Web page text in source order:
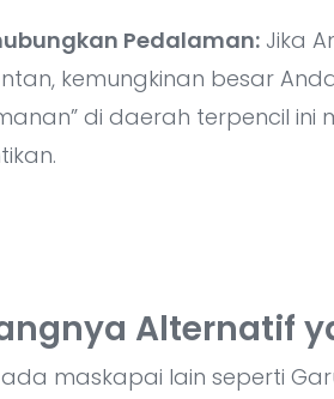
Pedalaman:Jika
kemungkinan besar
di daerah terpencil
Alternatif
maskapai lain seperti